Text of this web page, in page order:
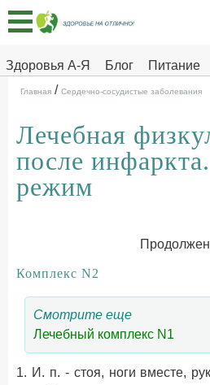
Здоровья А-Я Блог Питание
Здоровье на
Главная
Тесты
Про
ДЕТЯМ
Главная / Сердечно-сосудистые заболевания
Лечебная
после
режим
Комплекс N2
Смотрите еще
Лечебный комплекс N1
1. И. п. - стоя, ноги вместе,